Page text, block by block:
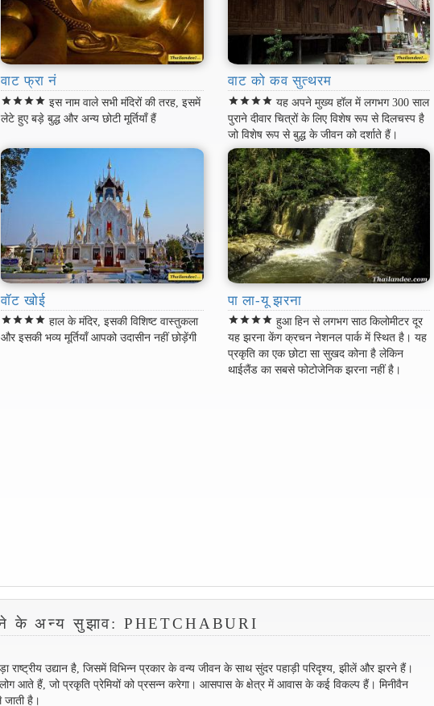
वाट फ्रा नं
starstarstarstar इस नाम वाले सभी मंदिरों की तरह, इसमें
लेटे हुए बड़े बुद्ध और अन्य छोटी मूर्तियाँ हैं
वाट को कव सुत्थरम
starstarstarstar यह अपने मुख्य हॉल में लगभग 300 साल
पुराने दीवार चित्रों के लिए विशेष रूप से दिलचस्प है
जो विशेष रूप से बुद्ध के जीवन को दर्शाते हैं।
वॉट खोई
starstarstarstar हाल के मंदिर, इसकी विशिष्ट वास्तुकला
और इसकी भव्य मूर्तियाँ आपको उदासीन नहीं छोड़ेंगी
पा ला-यू झरना
starstarstarstar हुआ हिन से लगभग साठ किलोमीटर दूर
यह झरना केंग क्रचन नेशनल पार्क में स्थित है। यह
प्रकृति का एक छोटा सा सुखद कोना है लेकिन
थाईलैंड का सबसे फोटोजेनिक झरना नहीं है।
के अन्य सुझाव: PHETCHABURI
उद्यान है, जिसमें विभिन्न प्रकार के वन्य जीवन के साथ सुंदर पहाड़ी परिदृश्य, झीलें और झरने हैं।
आते हैं, जो प्रकृति प्रेमियों को प्रसन्न करेगा। आसपास के क्षेत्र में आवास के कई विकल्प हैं। मिनीवैन
है।